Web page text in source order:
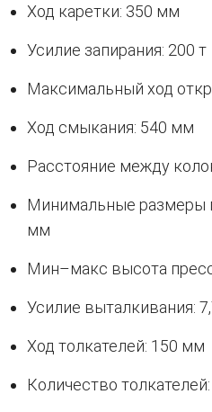
Ход каретки: 350 мм
Усилие запирания: 200 т
Максимальный ход
Ход смыкания: 540 мм
Расстояние между
Минимальные размеры
мм
Мин–макс высота
Усилие выталкивания:
Ход толкателей: 150 мм
Количество